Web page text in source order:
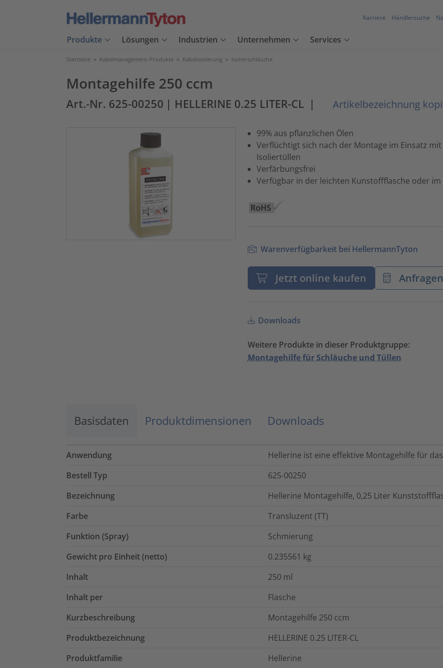
Karriere Händlersuche
Produkte Lösungen Industrien Unternehmen Services
Startseite > Kabelmanagement-Produkte > Kabelisolierung > Isolierschläuche
Montagehilfe 250 ccm
Art.-Nr. 625-00250 | HELLERINE 0.25 LITER-CL | Artikelbezeichnung
99% aus pflanzlichen Ölen
Verflüchtigt sich nach der Montage im Einsatz
Isoliertüllen
Verfärbungsfrei
Verfügbar in der leichten Kunstoffflasche oder im
Warenverfügbarkeit bei HellermannTyton
Jetzt online kaufen Anfragen
Downloads
Weitere Produkte in dieser Produktgruppe:
Montagehilfe für Schläuche und Tüllen
Basisdaten Produktdimensionen Downloads
Anwendung
Hellerine ist eine effektive Montagehilfe für
Bestell Typ
625-00250
Bezeichnung
Hellerine Montagehilfe, 0,25 Liter
Farbe
Transluzent (TT)
Funktion (Spray)
Schmierung
Gewicht pro Einheit (netto)
0.235561 kg
Inhalt
250 ml
Inhalt per
Flasche
Kurzbeschreibung
Montagehilfe 250 ccm
Produktbezeichnung
HELLERINE 0.25 LITER-CL
Produktfamilie
Hellerine